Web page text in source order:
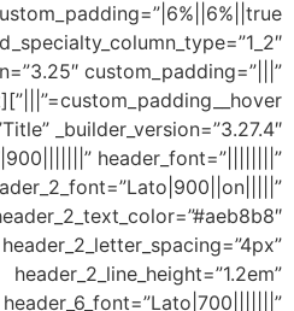
custom_padding__hover=”|||”][et_pb_text
text_font=”|900|||||||”